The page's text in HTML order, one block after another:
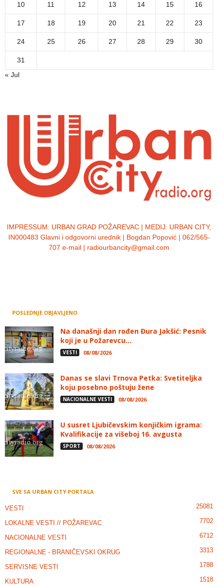
10 11 12 13 14 15 16
17 18 19 20 21 22 23
24 25 26 27 28 29 30
31
« Jul
IMPRESSUM: URBAN GRAD POŽAREVAC | MEDIJ: URBAN CITY,
IN000483 Glavni i odgovorni urednik | Bogdan Popović | 062/565-
707 e-mail | radiourbancity@gmail.com
POSLEDNJE OBJAVLJENO
Na današnji dan rođen Đura Jakšić: Pesnik
koji je u Požarevcu...
VESTI 08/08/2026
Danas se slavi Trnova Petka: Svetiteljka
koju posebno poštuju žene
NACIONALNE VESTI 08/08/2026
U susret Ljubičevskim konjičkim igrama:
Kvalifikacije za višeboj 16. avgusta
SPORT 08/08/2026
SVE SA URBAN CITY PORTALA
VESTI 25081
LOKALNE VESTI // POŽAREVAC 7702
NACIONALNE VESTI 6712
REGIONALNE - BRANIČEVSKI OKRUG 3313
SERVISNE VESTI 1788
KULTURA 1518